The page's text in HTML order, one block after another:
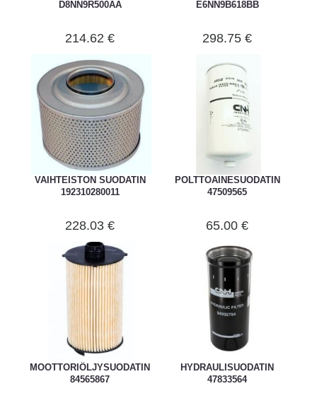
D8NN9R500AA
214.62 €
E6NN9B618BB
298.75 €
VAIHTEISTON SUODATIN
192310280011
228.03 €
POLTTOAINESUODATIN
47509565
65.00 €
MOOTTORIÖLJYSUODATIN
84565867
HYDRAULISUODATIN
47833564